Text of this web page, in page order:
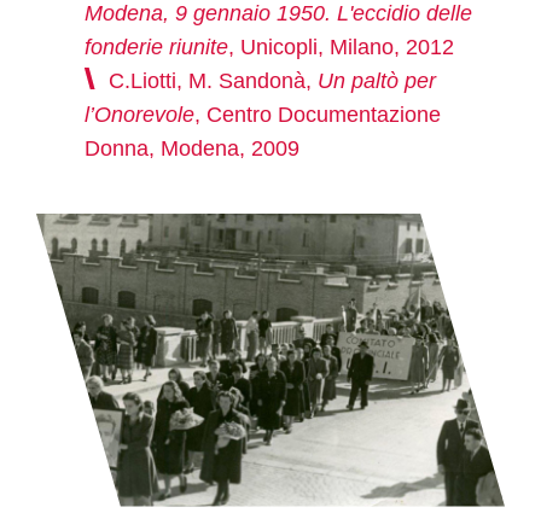
Modena, 9 gennaio 1950. L'eccidio delle
fonderie riunite, Unicopli, Milano, 2012
C.Liotti, M. Sandonà, Un paltò per
l’Onorevole, Centro Documentazione
Donna, Modena, 2009